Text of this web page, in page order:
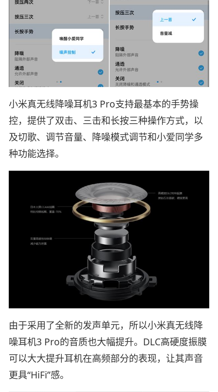
小米真无线降噪耳机3 Pro支持最基本的手势操
控，提供了双击、三击和长按三种操作方式，以
及切歌、调节音量、降噪模式调节和小爱同学多
种功能选择。
由于采用了全新的发声单元，所以小米真无线降
噪耳机3 Pro的音质也大幅提升。DLC高硬度振膜
可以大大提升耳机在高频部分的表现，让其声音
更具“HiFi”感。